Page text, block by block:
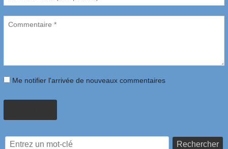
Me notifier l'arrivée de nouveaux commentaires
Rechercher